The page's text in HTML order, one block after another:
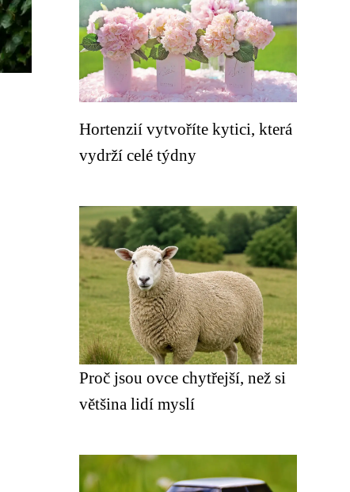
Hortenzií vytvoříte kytici, která
vydrží celé týdny
Proč jsou ovce chytřejší, než si
většina lidí myslí